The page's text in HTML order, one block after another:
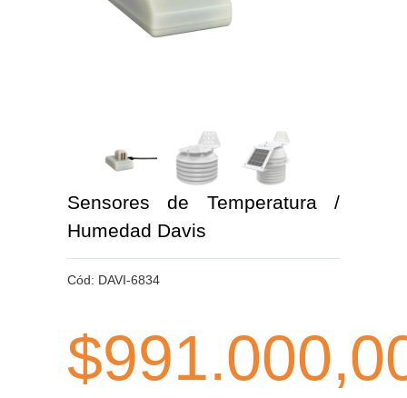
Sensores de Temperatura /
Humedad Davis
Cód: DAVI-6834